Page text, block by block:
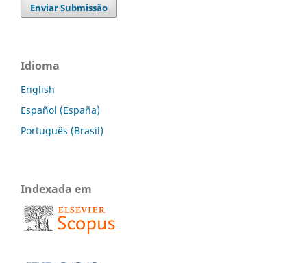
Enviar Submissão
Idioma
English
Español (España)
Português (Brasil)
Indexada em